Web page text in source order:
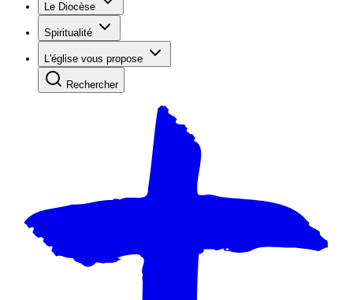
Le Diocèse
Spiritualité
L'église vous propose
Rechercher